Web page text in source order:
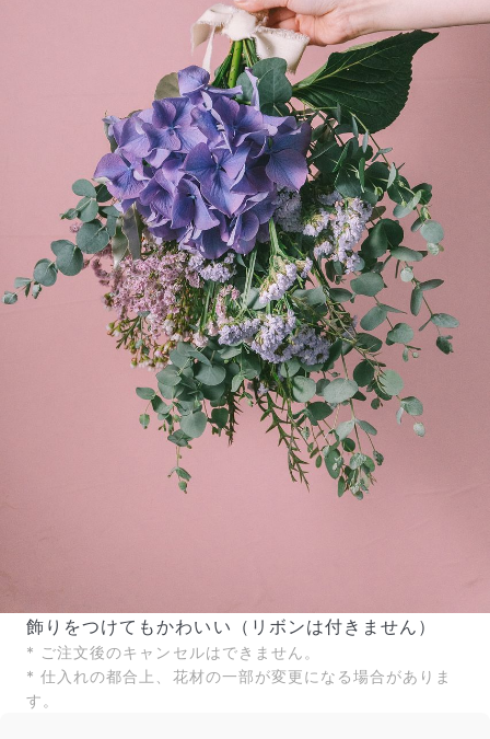
飾りをつけてもかわいい（リボンは付きません）
* ご注文後のキャンセルはできません。
* 仕入れの都合上、花材の一部が変更になる場合がありま
す。